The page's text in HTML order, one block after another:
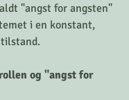
"angst for angsten"
i en konstant,
og "angst for